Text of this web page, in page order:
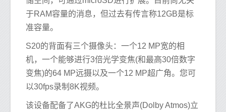
于RAM容量的消息，但过去有传言称12GB是标
准容量。
S20的背面有三个摄像头：一个12 MP宽的相
机，一个能够进行3倍光学变焦(和最高30倍数字
变焦)的64 MP远摄以及一个12 MP超广角。您可
以30fps录制8K视频。
该设备配备了AKG的杜比全景声(Dolby Atmos)立